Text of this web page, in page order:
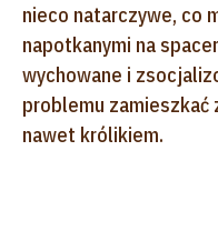
nieco natarczywe, co
napotkanymi na
wychowane i
problemu zamieszkać
nawet królikiem.